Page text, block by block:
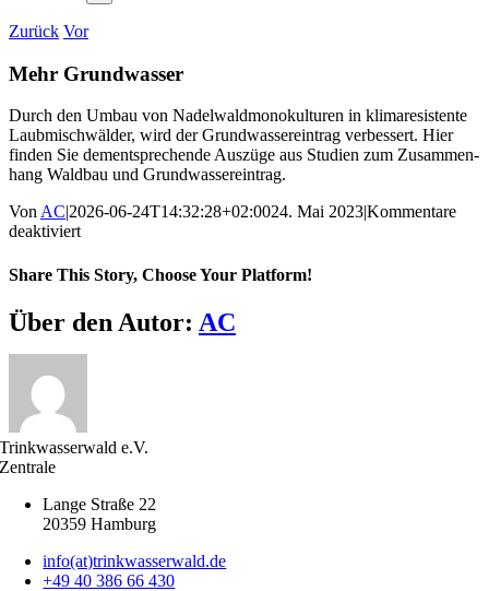
Zurück Vor
Mehr Grund­wasser
Durch den Umbau von Nadel­wald­mo­no­kul­turen in klima­re­sis­tente
Laubmisch­wälder, wird der Grund­was­ser­ein­trag verbes­sert. Hier
finden Sie dementspre­chende Auszüge aus Studien zum Zusam­men­
hang Waldbau und Grund­was­ser­ein­trag.
VonAC|2026-06-24T14:32:28+02:0024. Mai 2023|Kommentare
deaktiviertfür
Grund­
wasser
Share This Story, Choose Your Platform!
Facebook
X
Reddit
LinkedIn
WhatsApp
Telegram
Tumblr
Pinterest
Vk
Xing
E-
Mail
Über den Autor: AC
Trinkwasserwald e.V.
Zentrale
Lange Straße 22
20359 Hamburg
info(at)trinkwasserwald.de
+49 40 386 66 430